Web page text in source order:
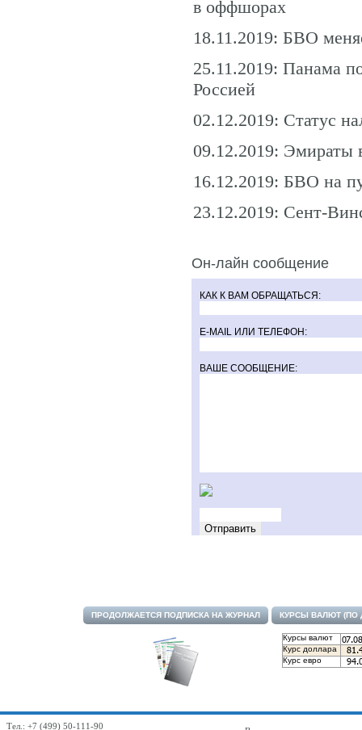
в оффшорах
18.11.2019: БВО
25.11.2019: Панама
Россией
02.12.2019: Статус
09.12.2019: Эмираты
16.12.2019: БВО на
23.12.2019: Сент-
Он-лайн сообщение
КАК К ВАМ ОБРАЩАТЬСЯ:
E-MAIL ИЛИ ТЕЛЕФОН:
ВАШЕ СООБЩЕНИЕ:
ПРОДОЛЖАЕТСЯ ПОДПИСКА НА ЖУРНАЛ КУРСЫ ВАЛЮТ (ПО
Курсы валют
Курс доллара
Курс евро
Тел.: +7 (499) 50-111-90